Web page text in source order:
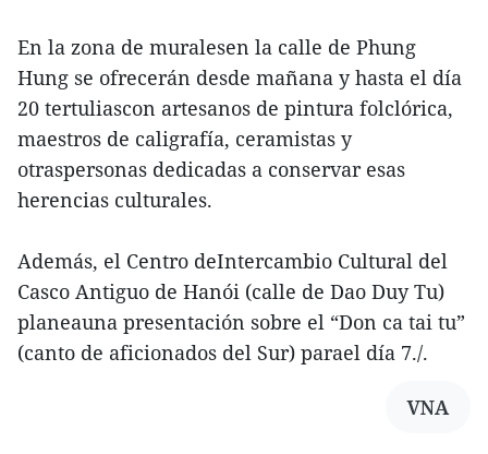
En la zona de muralesen la calle de Phung
Hung se ofrecerán desde mañana y hasta el día
20 tertuliascon artesanos de pintura folclórica,
maestros de caligrafía, ceramistas y
otraspersonas dedicadas a conservar esas
herencias culturales.
Además, el Centro deIntercambio Cultural del
Casco Antiguo de Hanói (calle de Dao Duy Tu)
planeauna presentación sobre el “Don ca tai tu”
(canto de aficionados del Sur) parael día 7./.
VNA